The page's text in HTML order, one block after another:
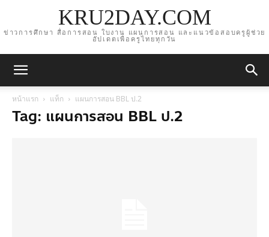
KRU2DAY.COM
ข่าวการศึกษา สื่อการสอน ใบงาน แผนการสอน และแนวข้อสอบครูผู้ช่วย
อัปเดตเพื่อครูไทยทุกวัน
หน้าแรก แท็ก แผนการสอน BBL ป.2
Tag: แผนการสอน BBL ป.2